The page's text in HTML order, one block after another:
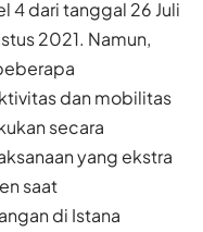
4 dari tanggal 26 Juli
2021. Namun,
dan mobilitas
secara
yang ekstra
saat
di Istana